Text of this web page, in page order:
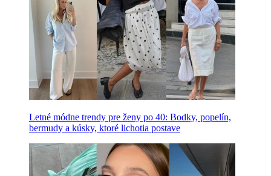
Letné módne trendy pre ženy po 40: Bodky, popelín,
bermudy a kúsky, ktoré lichotia postave